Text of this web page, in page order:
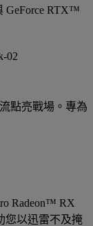
GeForce RTX™
點亮戰場。專為
Radeon™ RX
您以迅雷不及掩